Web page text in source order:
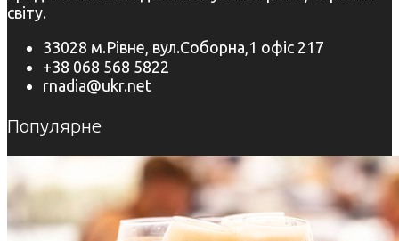
світу.
33028 м.Рівне, вул.Соборна,1 офіс 217
+38 068 568 5822
rnadia@ukr.net
Популярне